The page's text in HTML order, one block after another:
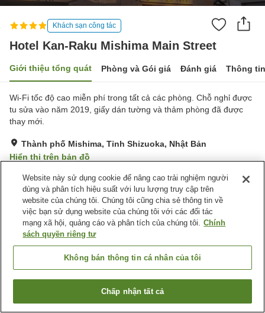
Khách sạn công tác
Hotel Kan-Raku Mishima Main Street
Giới thiệu tổng quát Phòng và Gói giá Đánh giá Thông
Wi-Fi tốc độ cao miễn phí trong tất cả các phòng. Chỗ nghỉ được
tu sửa vào năm 2019, giấy dán tường và thảm phòng đã được
thay mới.
Thành phố Mishima, Tỉnh Shizuoka, Nhật Bản
Hiển thị trên bản đồ
Tốt Đánh giá:437lượt
Tiện nghi chỗ nghỉ
Bãi đỗ xe
Spa / Salon
Nhà hàng
Trang chủ Nhật Bản Tỉnh Shizuoka
Thành phố Mishima
Hotel Kan-Raku Mishima Main Street
Tìm phòng trống
Website này sử dụng cookie để nâng cao trải nghiệm người
dùng và phân tích hiệu suất với lưu lượng truy cập trên
website của chúng tôi. Chúng tôi cũng chia sẻ thông tin về
việc bạn sử dụng website của chúng tôi với các đối tác
mạng xã hội, quảng cáo và phân tích của chúng tôi. Chính
sách quyền riêng tư
Không bán thông tin cá nhân của tôi
Chấp nhận tất cả